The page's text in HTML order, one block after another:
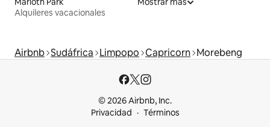
Alquileres vacacionales
Airbnb Sudáfrica Limpopo Capricorn Morebeng
© 2026 Airbnb, Inc.
Privacidad
Términos